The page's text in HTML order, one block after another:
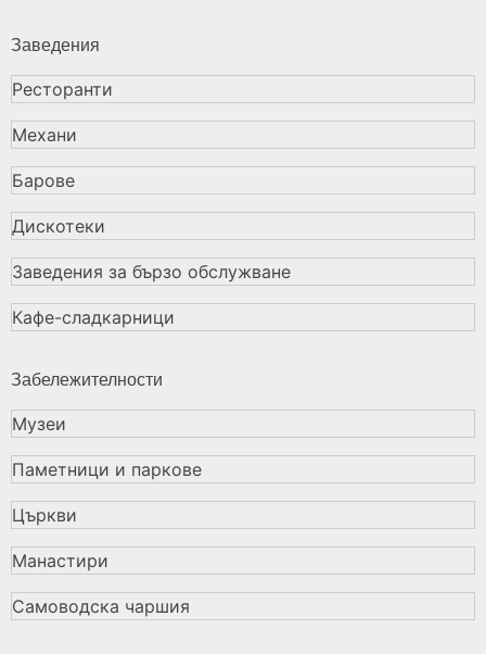
Заведения
Ресторанти
Механи
Барове
Дискотеки
Заведения за бързо обслужване
Кафе-сладкарници
Забележителности
Музеи
Паметници и паркове
Църкви
Манастири
Самоводска чаршия